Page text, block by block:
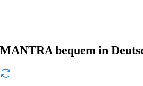
MANTRA bequem in